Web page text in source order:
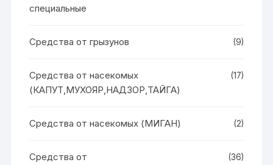
специальные
Средства от грызунов (9)
Средства от насекомых
(КАПУТ,МУХОЯР,НАДЗОР,ТАЙГА)
(17)
Средства от насекомых (МИГАН) (2)
Средства от
(36)